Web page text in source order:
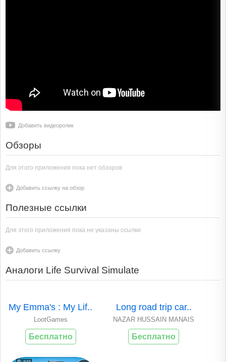
Добавить видеоролик
Обзоры
Для этого приложения пока нет обзоров
Добавить ссылку на обзор
Полезные ссылки
Для этого приложения пока не указаны ссылки
Добавить ссылку
Аналоги Life Survival Simulate
My Emma's : My Lif..
LootGames
Бесплатно
Long road trip car..
NAZAR HUSSAIN MANAIS
Бесплатно